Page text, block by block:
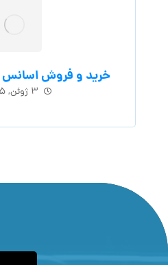
خرید و فروش
۳ ژوئن, ۲۰۲۵